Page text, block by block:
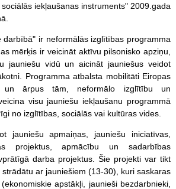
iekļaušanas instruments" 2009.gada
darbībā" ir neformālās izglītības programma
mērķis ir veicināt aktīvu pilsonisko apziņu,
jauniešu vidū un aicināt jauniešus veidot
Programma atbalsta mobilitāti Eiropas
un ārpus tām, neformālo izglītību un
visu jauniešu iekļaušanu programmā
no izglītības, sociālās vai kultūras vides.
jauniešu apmaiņas, jauniešu iniciatīvas,
projektus, apmācību un sadarbības
darba projektus. Šie projekti var tikt
ar jauniešiem (13-30), kuri saskaras
apstākļi, jaunieši bezdarbnieki,